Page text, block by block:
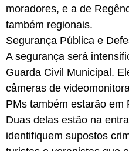
moradores, e a de
também regionais.
Segurança Pública e
A segurança será
Guarda Civil Municipal.
câmeras de
PMs também estarão em
Duas delas estão na
identifiquem supostos